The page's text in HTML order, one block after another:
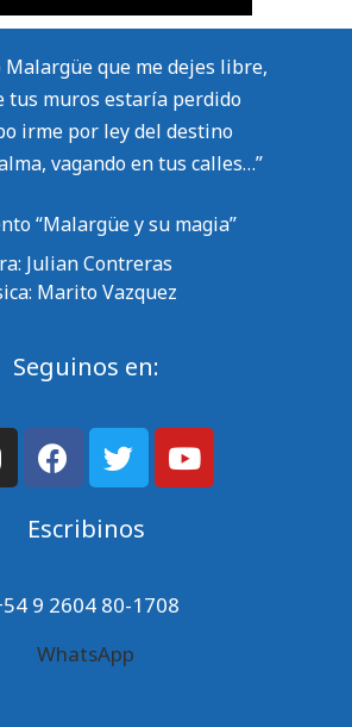
Malargüe que me dejes libre,
tus muros estaría perdido
irme por ley del destino
vagando en tus calles…”
“Malargüe y su magia”
Julian Contreras
Marito Vazquez
Seguinos en:
Escribinos
9 2604 80-1708
WhatsApp